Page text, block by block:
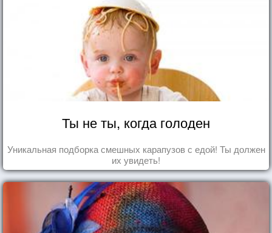
Ты не ты, когда голоден
Уникальная подборка смешных карапузов с едой! Ты должен
их увидеть!